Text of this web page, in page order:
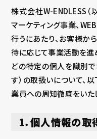
株式会社W-ENDLESS（
マーケティング事業、
行うにあたり、お客様か
待に応じて事業活動を進
どの特定の個人を識別で
す）の取扱いについて、
業員への周知徹底をいた
1．個人情報の取